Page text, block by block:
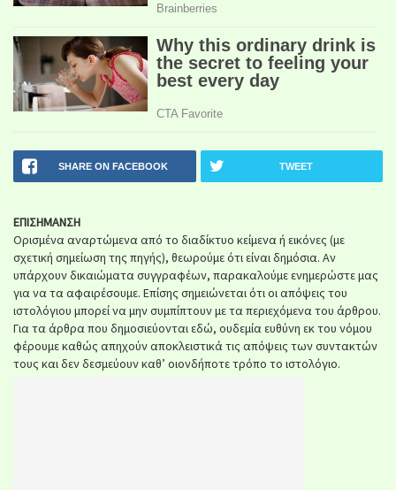
SHARE ON FACEBOOK TWEET
ΕΠΙΣΗΜΑΝΣΗ
Ορισμένα αναρτώμενα από το διαδίκτυο κείμενα ή εικόνες (με
σχετική σημείωση της πηγής), θεωρούμε ότι είναι δημόσια. Αν
υπάρχουν δικαιώματα συγγραφέων, παρακαλούμε ενημερώστε μας
για να τα αφαιρέσουμε. Επίσης σημειώνεται ότι οι απόψεις του
ιστολόγιου μπορεί να μην συμπίπτουν με τα περιεχόμενα του άρθρου.
Για τα άρθρα που δημοσιεύονται εδώ, ουδεμία ευθύνη εκ του νόμου
φέρουμε καθώς απηχούν αποκλειστικά τις απόψεις των συντακτών
τους και δεν δεσμεύουν καθ’ οιονδήποτε τρόπο το ιστολόγιο.